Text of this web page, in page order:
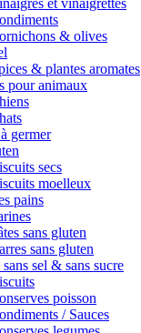
et vinaigrettes
& olives
& plantes aromates
pour animaux
germer
secs
moelleux
pains
sans gluten
sans gluten
sel & sans sucre
poisson
/ Sauces